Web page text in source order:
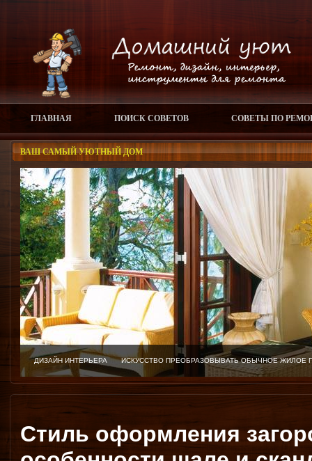
ГЛАВНАЯ ПОИСК СОВЕТОВ СОВЕТЫ ПО
ВАШ САМЫЙ УЮТНЫЙ ДОМ
ДИЗАЙН ИНТЕРЬЕРА ИСКУССТВО ПРЕОБРАЗОВЫВАТЬ ОБЫЧНОЕ
Стиль оформления